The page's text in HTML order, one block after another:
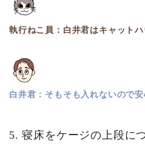
執行ねこ員：白井君はキャットハ
白井君：そもそも入れないので
5. 寝床をケージの上段に